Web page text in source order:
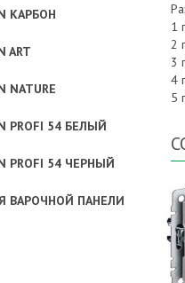
1
2
3
4
5
КАРБОН
ART
NATURE
PROFI 54 БЕЛЫЙ
PROFI 54 ЧЕРНЫЙ
ВАРОЧНОЙ ПАНЕЛИ